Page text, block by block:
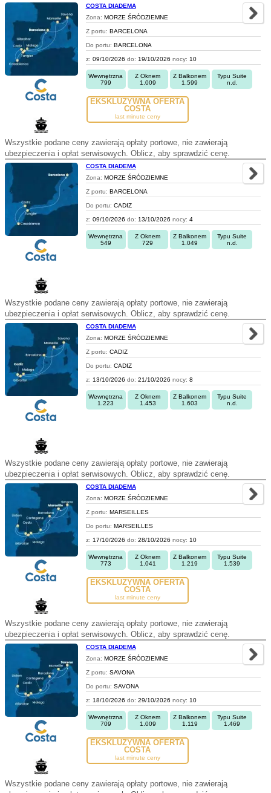
COSTA DIADEMA
Zona: MORZE ŚRÓDZIEMNE
Z portu: BARCELONA
Do portu: BARCELONA
z: 09/10/2026 do: 19/10/2026 nocy: 10
Wewnętrzna
799
Z Oknem
1.009
Z Balkonem
1.599
Typu Suite
n.d.
EKSKLUZYWNA OFERTA
COSTA
last minute ceny
Wszystkie podane ceny zawierają opłaty portowe, nie zawierają
ubezpieczenia i opłat serwisowych. Oblicz, aby sprawdzić cenę.
COSTA DIADEMA
Zona: MORZE ŚRÓDZIEMNE
Z portu: BARCELONA
Do portu: CADIZ
z: 09/10/2026 do: 13/10/2026 nocy: 4
Wewnętrzna
549
Z Oknem
729
Z Balkonem
1.049
Typu Suite
n.d.
Wszystkie podane ceny zawierają opłaty portowe, nie zawierają
ubezpieczenia i opłat serwisowych. Oblicz, aby sprawdzić cenę.
COSTA DIADEMA
Zona: MORZE ŚRÓDZIEMNE
Z portu: CADIZ
Do portu: CADIZ
z: 13/10/2026 do: 21/10/2026 nocy: 8
Wewnętrzna
1.223
Z Oknem
1.453
Z Balkonem
1.603
Typu Suite
n.d.
Wszystkie podane ceny zawierają opłaty portowe, nie zawierają
ubezpieczenia i opłat serwisowych. Oblicz, aby sprawdzić cenę.
COSTA DIADEMA
Zona: MORZE ŚRÓDZIEMNE
Z portu: MARSEILLES
Do portu: MARSEILLES
z: 17/10/2026 do: 28/10/2026 nocy: 10
Wewnętrzna
773
Z Oknem
1.041
Z Balkonem
1.219
Typu Suite
1.539
EKSKLUZYWNA OFERTA
COSTA
last minute ceny
Wszystkie podane ceny zawierają opłaty portowe, nie zawierają
ubezpieczenia i opłat serwisowych. Oblicz, aby sprawdzić cenę.
COSTA DIADEMA
Zona: MORZE ŚRÓDZIEMNE
Z portu: SAVONA
Do portu: SAVONA
z: 18/10/2026 do: 29/10/2026 nocy: 10
Wewnętrzna
709
Z Oknem
1.009
Z Balkonem
1.119
Typu Suite
1.469
EKSKLUZYWNA OFERTA
COSTA
last minute ceny
Wszystkie podane ceny zawierają opłaty portowe, nie zawierają